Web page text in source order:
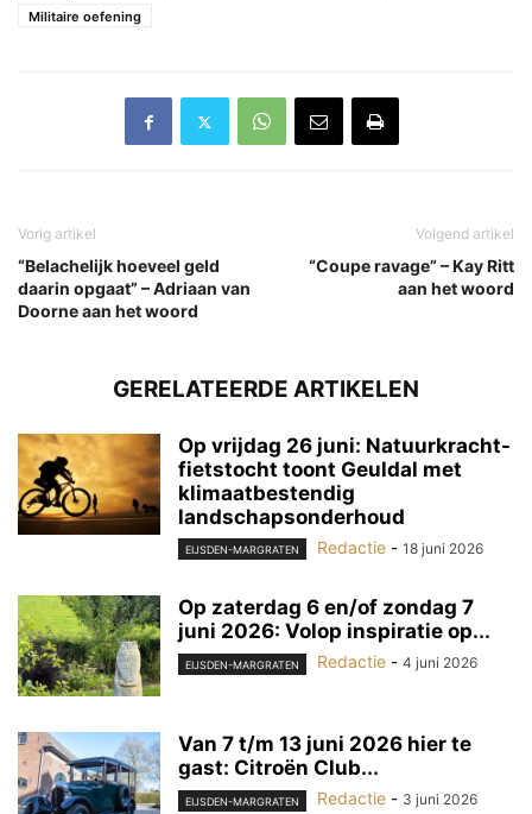
Militaire oefening
Vorig artikel
“Belachelijk hoeveel geld
daarin opgaat” – Adriaan van
Doorne aan het woord
Volgend artikel
“Coupe ravage” – Kay Ritt
aan het woord
GERELATEERDE ARTIKELEN
Op vrijdag 26 juni: Natuurkracht-
fietstocht toont Geuldal met
klimaatbestendig
landschapsonderhoud
EIJSDEN-MARGRATEN Redactie - 18 juni 2026
Op zaterdag 6 en/of zondag 7
juni 2026: Volop inspiratie op...
EIJSDEN-MARGRATEN Redactie - 4 juni 2026
Van 7 t/m 13 juni 2026 hier te
gast: Citroën Club...
EIJSDEN-MARGRATEN Redactie - 3 juni 2026